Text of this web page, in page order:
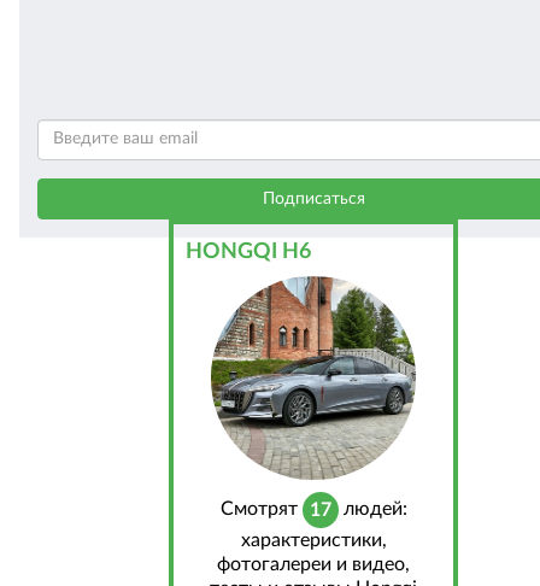
HONGQI H6
Cмотрят 17 людей:
характеристики,
фотогалереи и видео,